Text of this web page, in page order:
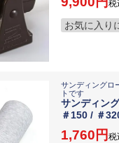
税
お気に入り
サンディングロ
トです
サンディン
＃150 / ＃
1,760 税